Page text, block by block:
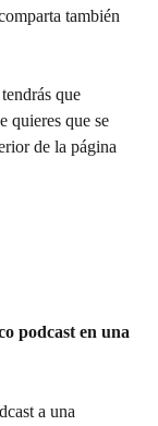
también
que
quieres que se
de la página
podcast en una
a una